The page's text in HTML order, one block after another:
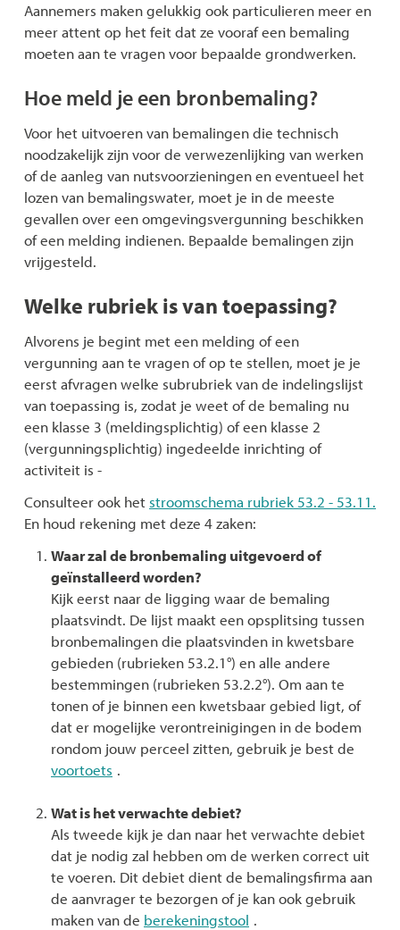
Aannemers maken gelukkig ook particulieren meer en
meer attent op het feit dat ze vooraf een bemaling
moeten aan te vragen voor bepaalde grondwerken.
Hoe meld je een bronbemaling?
Voor het uitvoeren van bemalingen die technisch
noodzakelijk zijn voor de verwezenlijking van werken
of de aanleg van nutsvoorzieningen en eventueel het
lozen van bemalingswater, moet je in de meeste
gevallen over een omgevingsvergunning beschikken
of een melding indienen. Bepaalde bemalingen zijn
vrijgesteld.
Welke rubriek is van toepassing?
Alvorens je begint met een melding of een
vergunning aan te vragen of op te stellen, moet je je
eerst afvragen welke subrubriek van de indelingslijst
van toepassing is, zodat je weet of de bemaling nu
een klasse 3 (meldingsplichtig) of een klasse 2
(vergunningsplichtig) ingedeelde inrichting of
activiteit is -
Consulteer ook het stroomschema rubriek 53.2 - 53.11.
En houd rekening met deze 4 zaken:
Waar zal de bronbemaling uitgevoerd of
geïnstalleerd worden?
Kijk eerst naar de ligging waar de bemaling
plaatsvindt. De lijst maakt een opsplitsing tussen
bronbemalingen die plaatsvinden in kwetsbare
gebieden (rubrieken 53.2.1°) en alle andere
bestemmingen (rubrieken 53.2.2°). Om aan te
tonen of je binnen een kwetsbaar gebied ligt, of
dat er mogelijke verontreinigingen in de bodem
rondom jouw perceel zitten, gebruik je best de
voortoets .
Wat is het verwachte debiet?
Als tweede kijk je dan naar het verwachte debiet
dat je nodig zal hebben om de werken correct uit
te voeren. Dit debiet dient de bemalingsfirma aan
de aanvrager te bezorgen of je kan ook gebruik
maken van de berekeningstool .